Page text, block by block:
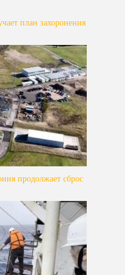
план захоронения
продолжает сброс